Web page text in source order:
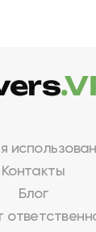
Контакты
Блог